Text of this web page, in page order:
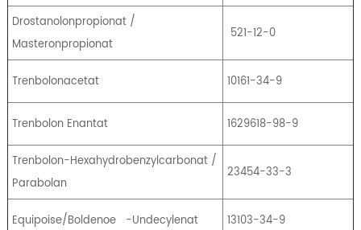
Drostanolonpropionat /
Masteronpropionat
521-12-0
Trenbolonacetat 10161-34-9
Trenbolon Enantat 1629618-98-9
Trenbolon-Hexahydrobenzylcarbonat /
Parabolan
23454-33-3
Equipoise/Boldenoe -Undecylenat 13103-34-9